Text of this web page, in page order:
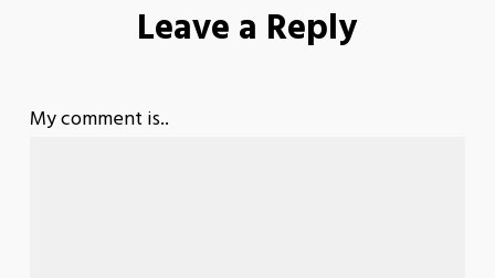
Leave a Reply
My comment is..